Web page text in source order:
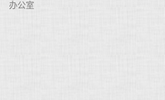
办公室